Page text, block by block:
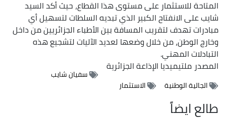
المتاحة للاستثمار على مستوى هذا القطاع، حيث أكد السيد
شايب على الانفتاح الكبير الذي تبديه السلطات لتسهيل أي
مبادرات تهدف لتقريب المسافة بين الأطباء الجزائريين من داخل
وخارج الوطن، من خلال وضعها لعديد الآليات لتشجيع هذه
التبادلات المهني.
المصدرملتيميديا الإذاعة الجزائرية
سفيان شايب
الجالية الوطنية
الاستثمار
طالع ايضاً